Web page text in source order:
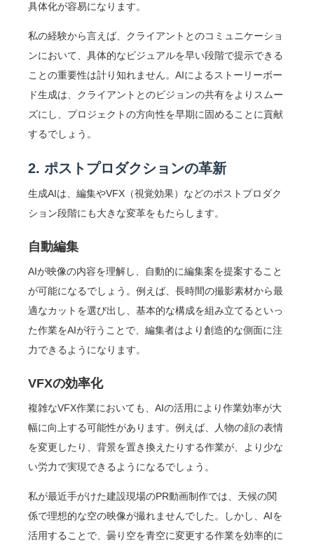
具体化が容易になります。
私の経験から言えば、クライアントとのコミュニケーショ
ンにおいて、具体的なビジュアルを早い段階で提示できる
ことの重要性は計り知れません。AIによるストーリーボー
ド生成は、クライアントとのビジョンの共有をよりスムー
ズにし、プロジェクトの方向性を早期に固めることに貢献
するでしょう。
2. ポストプロダクションの革新
生成AIは、編集やVFX（視覚効果）などのポストプロダク
ション段階にも大きな変革をもたらします。
自動編集
AIが映像の内容を理解し、自動的に編集案を提案すること
が可能になるでしょう。例えば、長時間の撮影素材から最
適なカットを選び出し、基本的な構成を組み立てるといっ
た作業をAIが行うことで、編集者はより創造的な側面に注
力できるようになります。
VFXの効率化
複雑なVFX作業においても、AIの活用により作業効率が大
幅に向上する可能性があります。例えば、人物の顔の表情
を変更したり、背景を置き換えたりする作業が、より少な
い労力で実現できるようになるでしょう。
私が最近手がけた建設現場のPR動画制作では、天候の関
係で理想的な空の映像が撮れませんでした。しかし、AIを
活用することで、曇り空を青空に変更する作業を効率的に